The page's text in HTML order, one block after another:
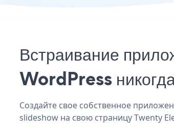
Встраивание
WordPress
Создайте свое собственное
slideshow на свою страницу Twenty